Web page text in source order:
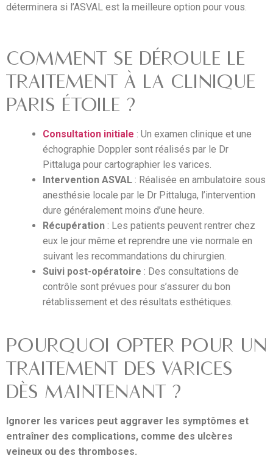
déterminera si l’ASVAL est la meilleure option pour vous.
COMMENT SE DÉROULE LE
TRAITEMENT À LA CLINIQUE
PARIS ÉTOILE ?
Consultation initiale : Un examen clinique et une
échographie Doppler sont réalisés par le Dr
Pittaluga pour cartographier les varices.
Intervention ASVAL : Réalisée en ambulatoire sous
anesthésie locale par le Dr Pittaluga, l’intervention
dure généralement moins d’une heure.
Récupération : Les patients peuvent rentrer chez
eux le jour même et reprendre une vie normale en
suivant les recommandations du chirurgien.
Suivi post-opératoire : Des consultations de
contrôle sont prévues pour s’assurer du bon
rétablissement et des résultats esthétiques.
POURQUOI OPTER POUR UN
TRAITEMENT DES VARICES
DÈS MAINTENANT ?
Ignorer les varices peut aggraver les symptômes et
entraîner des complications, comme des ulcères
veineux ou des thromboses.